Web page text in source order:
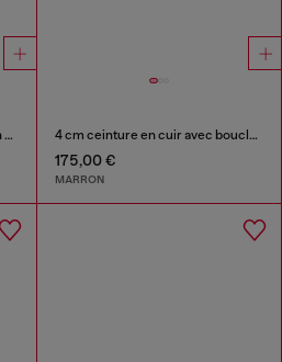
Ceinture 1.5 cm fine avec finition métallisée effet miroir 4 cm ceinture en cuir avec boucle Oval D martelée
175,00 €
MARRON